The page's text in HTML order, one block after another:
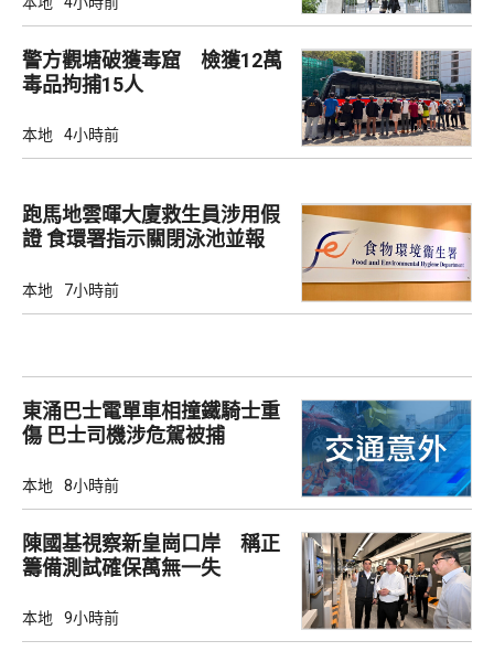
警方觀塘破獲毒窟 檢獲12萬
毒品拘捕15人
本地 4小時前
跑馬地雲暉大廈救生員涉用假
證 食環署指示關閉泳池並報
本地 7小時前
東涌巴士電單車相撞鐵騎士重
傷 巴士司機涉危駕被捕
本地 8小時前
陳國基視察新皇崗口岸 稱正
籌備測試確保萬無一失
本地 9小時前